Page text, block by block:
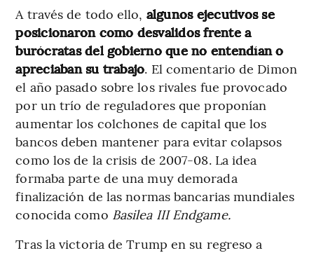
A través de todo ello, algunos ejecutivos se
posicionaron como desvalidos frente a
burócratas del gobierno que no entendían o
apreciaban su trabajo. El comentario de Dimon
el año pasado sobre los rivales fue provocado
por un trío de reguladores que proponían
aumentar los colchones de capital que los
bancos deben mantener para evitar colapsos
como los de la crisis de 2007-08. La idea
formaba parte de una muy demorada
finalización de las normas bancarias mundiales
conocida como Basilea III Endgame.
Tras la victoria de Trump en su regreso a